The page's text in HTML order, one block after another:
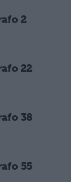
2
22
38
55